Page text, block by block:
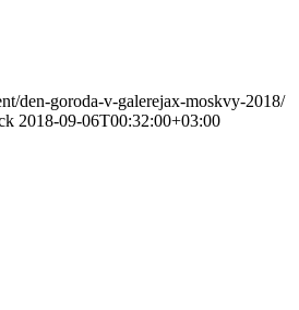
den-goroda-v-galerejax-moskvy-2018/
2018-09-06T00:32:00+03:00